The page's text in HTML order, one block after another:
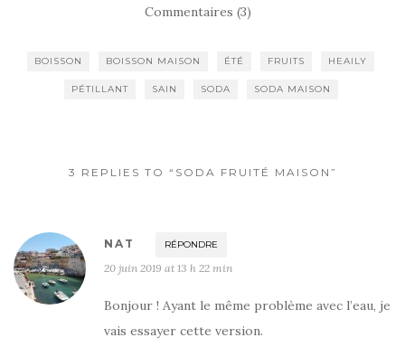
Commentaires (3)
BOISSON BOISSON MAISON ÉTÉ FRUITS HEAILY
PÉTILLANT SAIN SODA SODA MAISON
3 REPLIES TO “SODA FRUITÉ MAISON”
NAT RÉPONDRE
20 juin 2019 at 13 h 22 min
Bonjour ! Ayant le même problème avec l’eau, je
vais essayer cette version.